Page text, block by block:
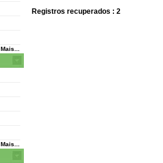
Mais...
Mais...
Registros recuperados : 2